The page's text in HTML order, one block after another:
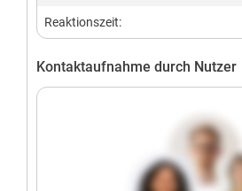
Reaktionszeit:
Kontaktaufnahme durch Nutzer